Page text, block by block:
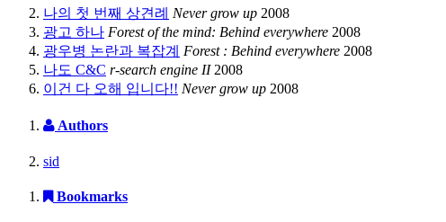
나의 첫 번째 상견례 Never grow up 2008
광고 하나 Forest of the mind: Behind everywhere 2008
광우병 논란과 복잡계 Forest : Behind everywhere 2008
나도 C&C r-search engine II 2008
이건 다 오해 입니다!! Never grow up 2008
Authors
sid
Bookmarks